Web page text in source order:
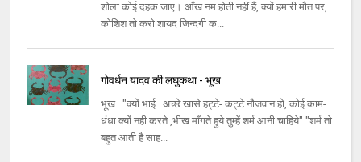
शोला कोई दहक जाए। आँख नम होती नहीं हैं, क्‍यों हमारी मौत पर,
कोशिश तो करो शायद जिन्‍दगी क...
गोवर्धन यादव की लघुकथा - भूख
भूख . "क्यों भाई...अच्छे खासे हट्टे- कट्टे नौजवान हो, कोई काम-
धंधा क्यों नही करते.,भीख माँगते हुये तुम्हें शर्म आनी चाहिये" "शर्म तो
बहुत आती है साह...